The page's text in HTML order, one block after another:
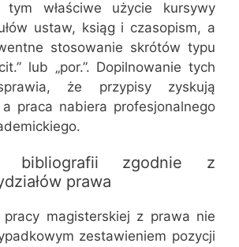
tym właściwe użycie kursywy
ustaw, ksiąg i czasopism, a
stosowanie skrótów typu
lub „por.”. Dopilnowanie tych
że przypisy zyskują
praca nabiera profesjonalnego
bibliografii zgodnie z
prawa
magisterskiej z prawa nie
zestawieniem pozycji